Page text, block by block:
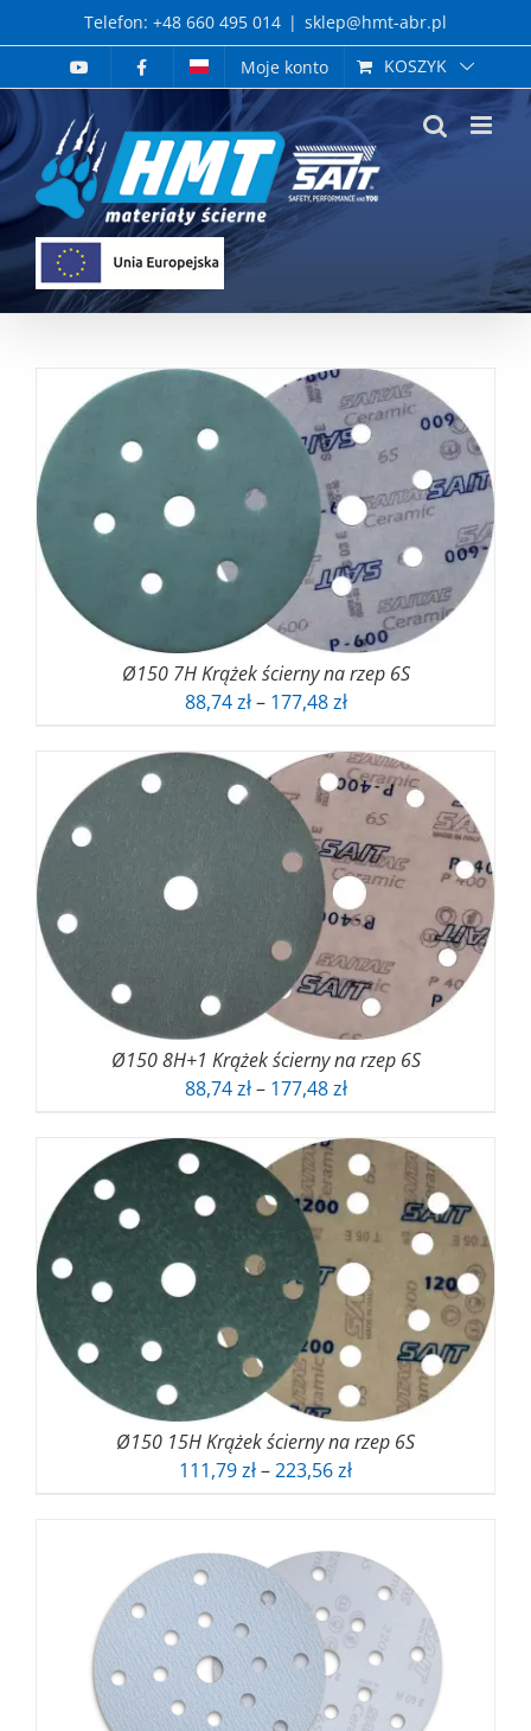
to
Telefon: +48 660 495 014 | sklep@hmt-abr.pl
Moje konto
KOSZYK
Ø150 7H Krążek ścierny na rzep 6S
88,74zł – 177,48złZakres
od
88,74 zł
do
177,48 zł
Ø150 8H+1 Krążek ścierny na rzep 6S
88,74zł – 177,48złZakres
od
88,74 zł
do
177,48 zł
Ø150 15H Krążek ścierny na rzep 6S
111,79zł–223,56złZakres
111,79 zł
223,56 zł